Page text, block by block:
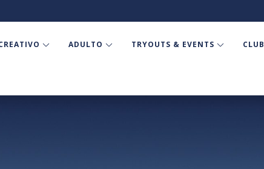
ADULTO TRYOUTS & EVENTS CLUB